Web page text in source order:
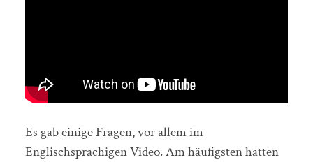
Es gab einige Fragen, vor allem im
Englischsprachigen Video. Am häufigsten hatten